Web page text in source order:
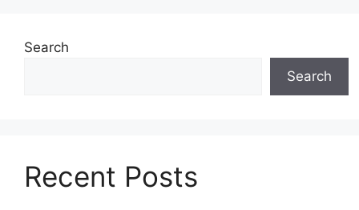
Search
Search
Recent Posts